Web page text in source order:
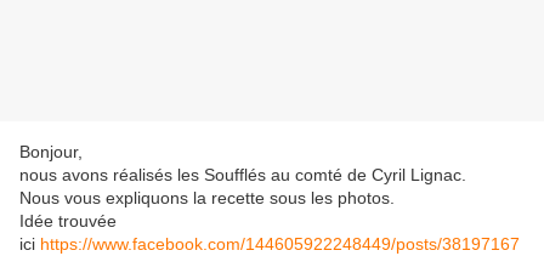
Bonjour,
nous avons réalisés les Soufflés au comté de Cyril Lignac.
Nous vous expliquons la recette sous les photos.
Idée trouvée
ici https://www.facebook.com/144605922248449/posts/38197167